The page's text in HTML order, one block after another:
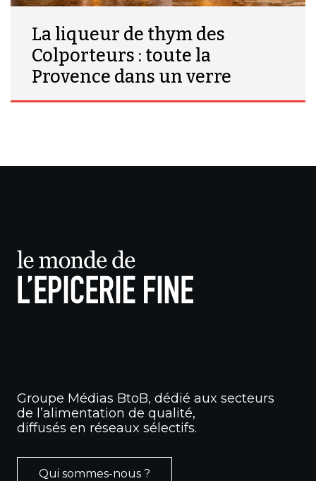
La liqueur de thym des
Colporteurs : toute la
Provence dans un verre
Groupe Médias BtoB, dédié aux secteurs
de l’alimentation de qualité,
diffusés en réseaux sélectifs.
Qui sommes-nous ?